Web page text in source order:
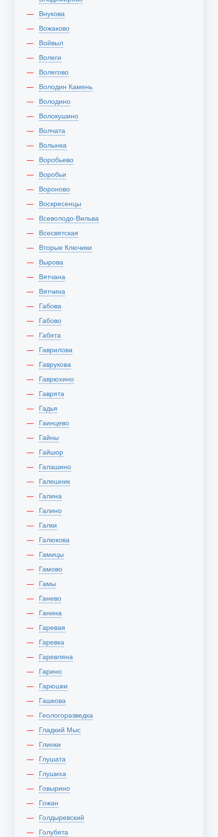
Внукова
Вожаково
Войвыл
Волеги
Волегово
Володин Камень
Володино
Волокушино
Волчата
Волынка
Воробьево
Воробьи
Вороново
Воскресенцы
Всеволодо-Вильва
Всесвятская
Вторые Ключики
Вырова
Вятчана
Вятчина
Габова
Габово
Габята
Гаврилова
Гаврукова
Гаврюхино
Гаврята
Гадья
Гаинцево
Гайны
Гайшор
Галашино
Галешник
Галина
Галино
Галки
Галюкова
Гамицы
Гамово
Гамы
Ганево
Ганина
Гаревая
Гаревка
Гаревляна
Гарино
Гарюшки
Гашкова
Геологоразведка
Гладкий Мыс
Глинки
Глушата
Глушиха
Говырино
Гожан
Голдыревский
Голубята